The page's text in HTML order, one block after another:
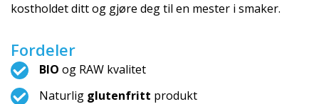
kostholdet ditt og gjøre deg til en mester i smaker.
Fordeler
BIO og RAW kvalitet
Naturlig glutenfritt produkt